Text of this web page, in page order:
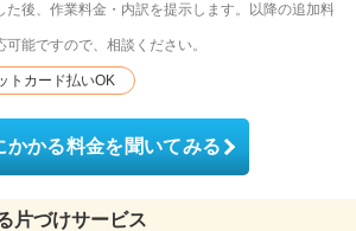
後、作業料金・内訳を提示します。以降の追加料
能ですので、相談ください。
トカード払いOK
かかる料金を聞いてみる
片づけサービス